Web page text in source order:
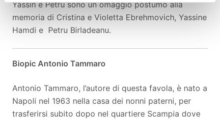
Yassin e Petru sono un omaggio postumo alla
memoria di Cristina e Violetta Ebrehmovich, Yassine
Hamdi e Petru Birladeanu.
Biopic Antonio Tammaro
Antonio Tammaro, l’autore di questa favola, è nato a
Napoli nel 1963 nella casa dei nonni paterni, per
trasferirsi subito dopo nel quartiere Scampia dove